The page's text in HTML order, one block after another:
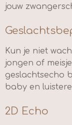
jouw
Kun je niet
jongen of
geslachtsecho
baby en
2D Echo